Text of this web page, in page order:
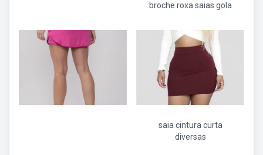
broche roxa saias gola
saia cintura curta
diversas